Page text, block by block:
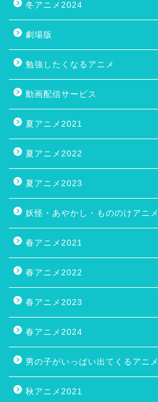
冬アニメ2024
劇場版
勉強したくなるアニメ
動画配信サービス
夏アニメ2021
夏アニメ2022
夏アニメ2023
妖怪・あやかし・もののけアニメ
春アニメ2021
春アニメ2022
春アニメ2023
春アニメ2024
男の子がいっぱい出てくるアニメ
秋アニメ2021